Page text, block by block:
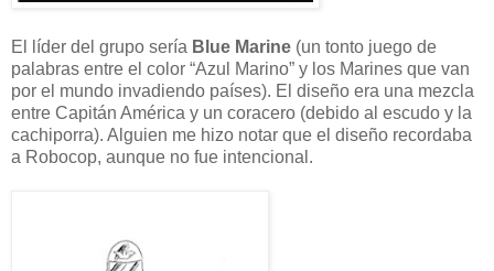
El líder del grupo sería Blue Marine (un tonto juego de
palabras entre el color “Azul Marino” y los Marines que van
por el mundo invadiendo países). El diseño era una mezcla
entre Capitán América y un coracero (debido al escudo y la
cachiporra). Alguien me hizo notar que el diseño recordaba
a Robocop, aunque no fue intencional.